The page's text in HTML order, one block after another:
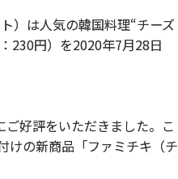
）は人気の韓国料理“チーズ
230円）を2020年7月28日
好評をいただきました。こ
けの新商品「ファミチキ（チ